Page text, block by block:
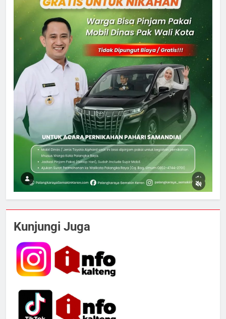
Kunjungi Juga
5
Distribusi BBM Diperkuat,
Pertamina Targetkan Antrean di
6
Ketua dan Empat Komisioner KPU
Dugaan Korupsi Dana Hibah
Pilkada Rp40 Miliar
HUKUM DAN KRIMINAL